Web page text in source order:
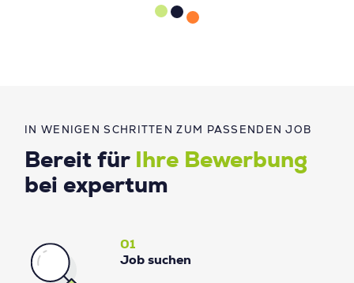
IN WENIGEN SCHRITTEN ZUM PASSENDEN JOB
Bereit für
Ihre Bewerbung
bei expertum
01
Job suchen